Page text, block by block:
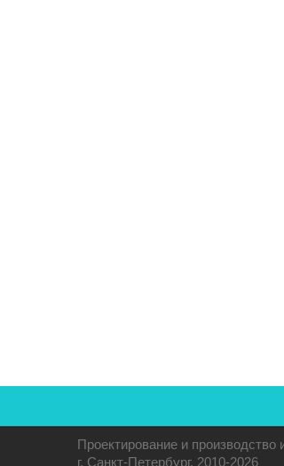
Проектирование и
г. Санкт-Петербург, 2010-2026